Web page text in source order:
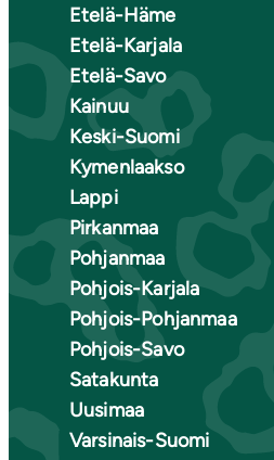
Etelä-Häme
Etelä-Karjala
Etelä-Savo
Kainuu
Keski-Suomi
Kymenlaakso
Lappi
Pirkanmaa
Pohjanmaa
Pohjois-Karjala
Pohjois-Pohjanmaa
Pohjois-Savo
Satakunta
Uusimaa
Varsinais-Suomi